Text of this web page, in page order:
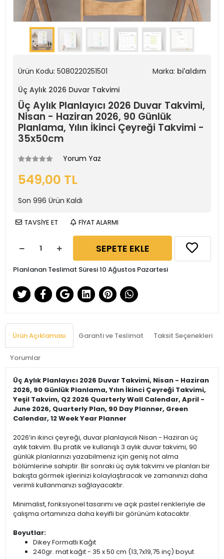
Ürün Kodu: 5080220251501 Marka: bi'aldım
Üç Aylık 2026 Duvar Takvimi
Üç Aylık Planlayıcı 2026 Duvar Takvimi,
Nisan - Haziran 2026, 90 Günlük
Planlama, Yılın İkinci Çeyreği Takvimi -
35x50cm
Yorum Yaz
549,00 TL
Son 996 Ürün Kaldı
TAVSİYE ET FİYAT ALARMI
SEPETE EKLE
Planlanan Teslimat Süresi 10 Ağustos Pazartesi
Ürün Açıklaması Garanti ve Teslimat Taksit Seçenekleri
Yorumlar
Üç Aylık Planlayıcı 2026 Duvar Takvimi, Nisan - Haziran
2026, 90 Günlük Planlama, Yılın İkinci Çeyreği Takvimi,
Yeşil Takvim, Q2 2026 Quarterly Wall Calendar, April -
June 2026, Quarterly Plan, 90 Day Planner, Green
Calendar, 12 Week Year Planner
2026’in ikinci çeyreği, duvar planlayıcılı Nisan - Haziran üç
aylık takvim. Bu pratik ve kullanışlı 3 aylık duvar takvimi, 90
günlük planlarınızı yazabilmeniz için geniş not alma
bölümlerine sahiptir. Bir sonraki üç aylık takvimi ve planları bir
bakışta görmek işlerinizi kolaylaştıracak ve zamanınızı daha
verimli kullanmanızı sağlayacaktır.
Minimalist, fonksiyonel tasarımı ve açık pastel renkleriyle de
çalışma ortamınıza daha keyifli bir görünüm katacaktır.
Boyutlar:
Dikey Formatlı Kağıt
240gr. mat kağıt - 35 x 50 cm (13,7x19,75 inç) boyut